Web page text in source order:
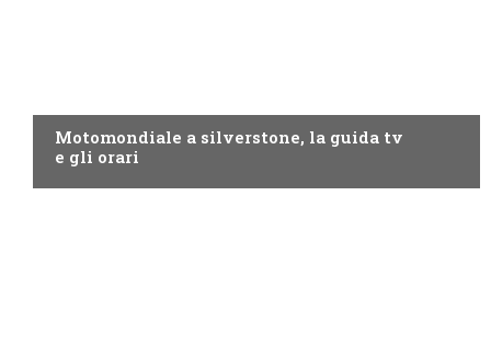
Motomondiale a silverstone, la guida tv
e gli orari